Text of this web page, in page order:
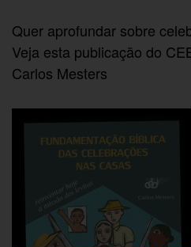
Quer aprofundar sobre
Veja esta publicação do
Carlos Mesters